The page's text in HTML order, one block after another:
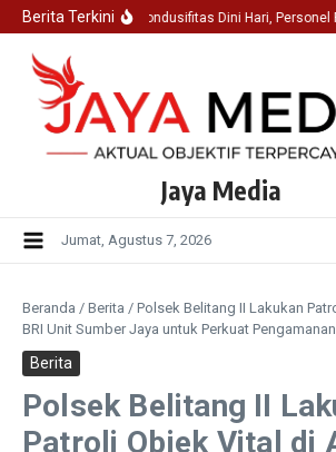
Lewati ke konten
Berita TerkiniJaga Kondusifitas Dini Hari, Personel
Jaya Media
Jumat, Agustus 7, 2026
Beranda / Berita / Polsek Belitang II Lakukan
BRI Unit Sumber Jaya untuk Perkuat Pengamanan
Berita
Polsek Belitang II
Patroli Objek Vital di